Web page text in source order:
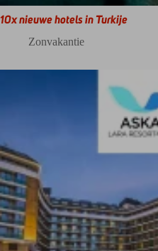
10x nieuwe hotels in Turkije
Zonvakantie